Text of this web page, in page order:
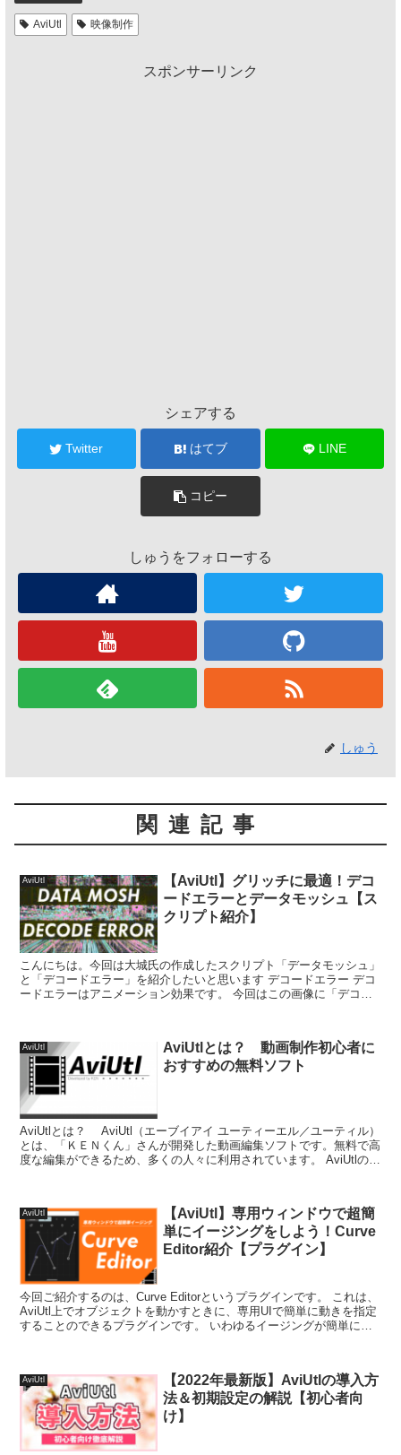
AviUtl 映像制作
スポンサーリンク
シェアする
Twitter はてブ LINE
コピー
しゅうをフォローする
しゅう
関連記事
AviUtl
【AviUtl】グリッチに最適！デコ
ードエラーとデータモッシュ【ス
クリプト紹介】
こんにちは。今回は大城氏の作成したスクリプト「データモッシュ」
と「デコードエラー」を紹介したいと思います デコードエラー デコ
ードエラーはアニメーション効果です。 今回はこの画像に「デコー
AviUtl
AviUtlとは？ 動画制作初心者に
おすすめの無料ソフト
AviUtlとは？ AviUtl（エーブイアイ ユーティーエル／ユーティル）
とは、「ＫＥＮくん」さんが開発した動画編集ソフトです。無料で高
度な編集ができるため、多くの人々に利用されています。 AviUtlのイ
AviUtl
【AviUtl】専用ウィンドウで超簡
単にイージングをしよう！Curve
Editor紹介【プラグイン】
今回ご紹介するのは、Curve Editorというプラグインです。 これは、
AviUtl上でオブジェクトを動かすときに、専用UIで簡単に動きを指定
することのできるプラグインです。 いわゆるイージングが簡単にで
AviUtl
【2022年最新版】AviUtlの導入方
法＆初期設定の解説【初心者向
け】